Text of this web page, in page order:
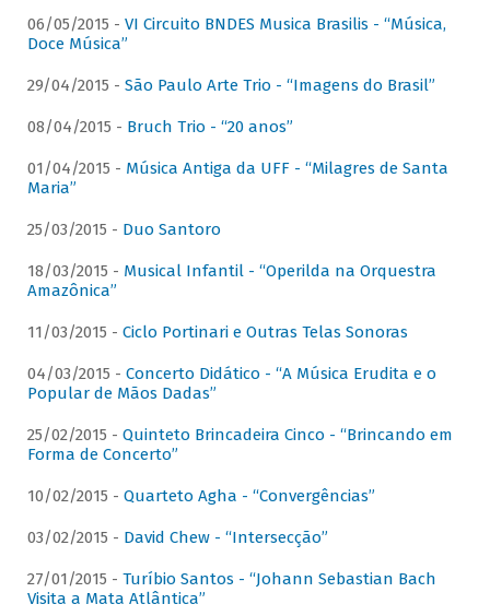
06/05/2015 - VI Circuito BNDES Musica Brasilis - “Música,
Doce Música”
29/04/2015 - São Paulo Arte Trio - “Imagens do Brasil”
08/04/2015 - Bruch Trio - “20 anos”
01/04/2015 - Música Antiga da UFF - “Milagres de Santa
Maria”
25/03/2015 - Duo Santoro
18/03/2015 - Musical Infantil - “Operilda na Orquestra
Amazônica”
11/03/2015 - Ciclo Portinari e Outras Telas Sonoras
04/03/2015 - Concerto Didático - “A Música Erudita e o
Popular de Mãos Dadas”
25/02/2015 - Quinteto Brincadeira Cinco - “Brincando em
Forma de Concerto”
10/02/2015 - Quarteto Agha - “Convergências”
03/02/2015 - David Chew - “Intersecção”
27/01/2015 - Turíbio Santos - “Johann Sebastian Bach
Visita a Mata Atlântica”